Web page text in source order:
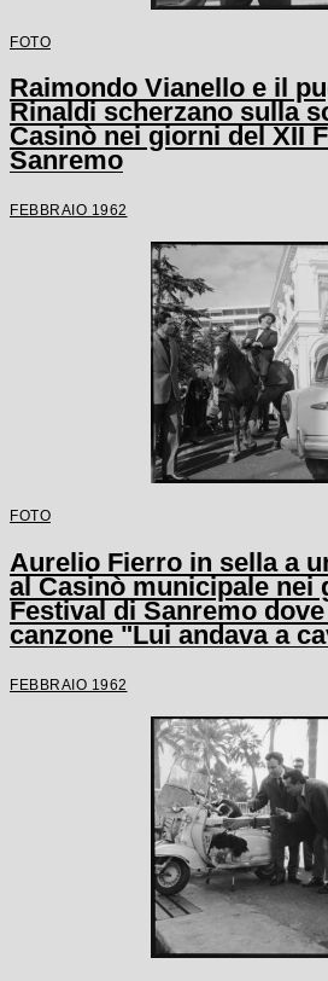
FOTO
Raimondo Vianello e il
Rinaldi scherzano sulla
Casinò nei giorni del XII
Sanremo
FEBBRAIO 1962
FOTO
Aurelio Fierro in sella a
al Casinò municipale nei
Festival di Sanremo
canzone "Lui andava a
FEBBRAIO 1962